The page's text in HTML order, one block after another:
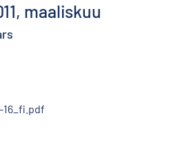
maaliskuu
16_fi.pdf